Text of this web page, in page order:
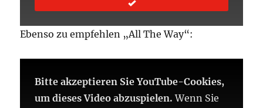
Ebenso zu empfehlen „All The Way“:
Bitte akzeptieren Sie YouTube-Cookies,
um dieses Video abzuspielen. Wenn Sie